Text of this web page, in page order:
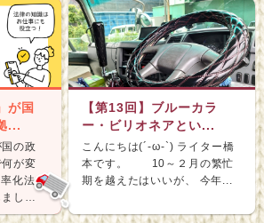
が国
...
の政
が変
化法が
し
【第13回】ブルーカラ
ー・ビリオネアとい...
こんにちは(´-ω-`) ライター橋
本です。 10～２月の繁忙
期を越えたはいいが、 今年...